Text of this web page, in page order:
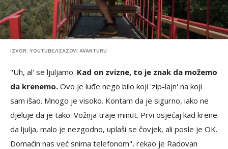
IZVOR: YOUTUBE/IZAZOVI AVANTURU
"Uh, al' se ljuljamo. Kad on zvizne, to je znak da možemo
da krenemo. Ovo je luđe nego bilo koji 'zip-lajn' na koji
sam išao. Mnogo je visoko. Kontam da je sigurno, iako ne
djeluje da je tako. Vožnja traje minut. Prvi osjećaj kad krene
da ljulja, malo je nezgodno, uplaši se čovjek, ali posle je OK.
Domaćin nas već snima telefonom", rekao je Radovan